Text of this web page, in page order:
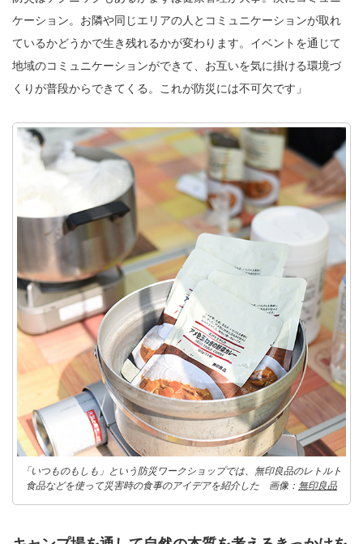
ケーション。お隣や同じエリアの人とコミュニケーションが取れ
ているかどうかで生き残れるかが変わります。イベントを通じて
地域のコミュニケーションができて、お互いを気に掛ける環境づ
くりが普段からできてくる。これが防災には不可欠です」
「いつものもしも」という防災ワークショップでは、無印良品のレトルト
食品などを使って災害時の食事のアイデアを紹介した 画像： 無印良品